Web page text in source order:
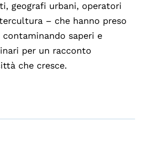
geografi urbani, operatori
– che hanno preso
saperi e
per un racconto
che cresce.